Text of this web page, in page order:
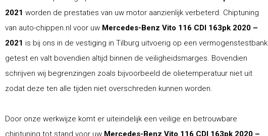
2021 worden de prestaties van uw motor aanzienlijk verbeterd. Chiptuning
van auto-chippen.nl voor uw Mercedes-Benz Vito 116 CDI 163pk 2020 –
2021 is bij ons in de vestiging in Tilburg uitvoerig op een vermogenstestbank
getest en valt bovendien altijd binnen de veiligheidsmarges. Bovendien
schrijven wij begrenzingen zoals bijvoorbeeld de olietemperatuur niet uit
zodat deze ten alle tijden niet overschreden kunnen worden.
Door onze werkwijze komt er uiteindelijk een veilige en betrouwbare
chiptuning tot stand voor uw Mercedes-Benz Vito 116 CDI 163pk 2020 –